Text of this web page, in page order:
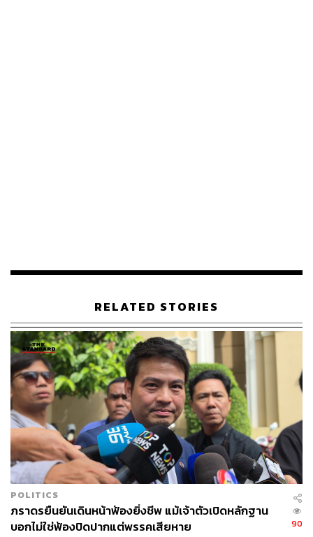
545
ABOUT THE AUTHOR
พิมพ์ คำภีร์
นักเขียนกองบรรณาธิการคัลเจอร์ สำนักข่าว
THE STANDARD
RELATED STORIES
POLITICS
ภราดรยืนยันเดินหน้าฟ้องยิ่งชีพ แม้เจ้าตัวเปิดหลักฐาน
บอกไม่ใช่ฟ้องปิดปากแต่พรรคเสียหาย
90